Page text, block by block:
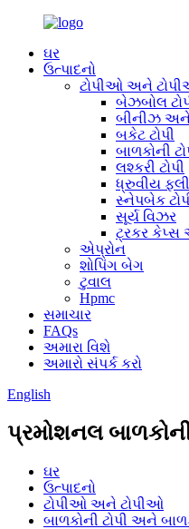
ઘર
ઉત્પાદનો
ટોપીઓ અને
બેઝબોલ
બીનીઝ
બકેટ ટોપી
બાળકોની
લશ્કરી ટોપી
ધ્રુવીય
સ્નેપબેક
સૂર્ય વિઝર
ટ્રકર
એપ્રોન
શોપિંગ બેગ
ટુવાલ
Hpmc
સમાચાર
FAQs
અમારા વિશે
અમારો સંપર્ક કરો
English
પ્રમોશનલ બાળકોની
ઘર
ઉત્પાદનો
ટોપીઓ અને ટોપીઓ
બાળકોની ટોપી અને